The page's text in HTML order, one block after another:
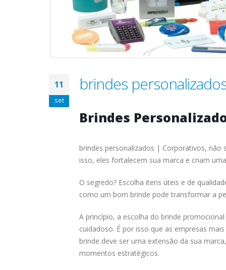
11
set
brindes
Brindes
brindes personalizados | Corporativos, não
isso, eles fortalecem sua marca e criam
O segredo? Escolha itens úteis e de
como um bom brinde pode transformar a
A princípio, a escolha do brinde
cuidadoso. É por isso que as empresas
brinde deve ser uma extensão da sua
momentos estratégicos.